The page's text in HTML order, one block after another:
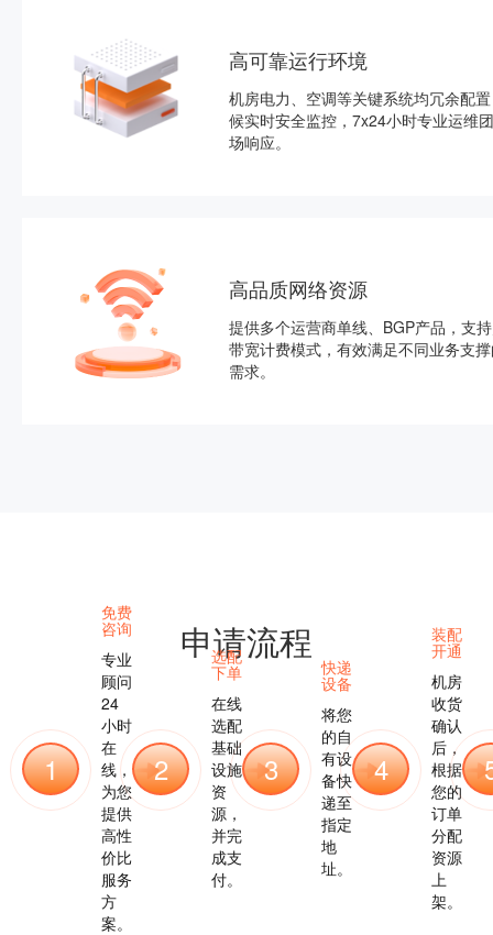
高可靠运行环境
机房电力、空调等关键系统均冗余配
候实时安全监控，7x24小时专业运维
场响应。
高品质网络资源
提供多个运营商单线、BGP产品，支
带宽计费模式，有效满足不同业务支
需求。
申请流程
1
免费
咨询
专业
顾问
24
小时
在
线，
为您
提供
高性
价比
服务
方
案。
2
选配
下单
在线
选配
基础
设施
资
源，
并完
成支
付。
3
快递
设备
将您
的自
有设
备快
递至
指定
地
址。
4
装配
开通
机房
收货
确认
后，
根据
您的
订单
分配
资源
上
架。